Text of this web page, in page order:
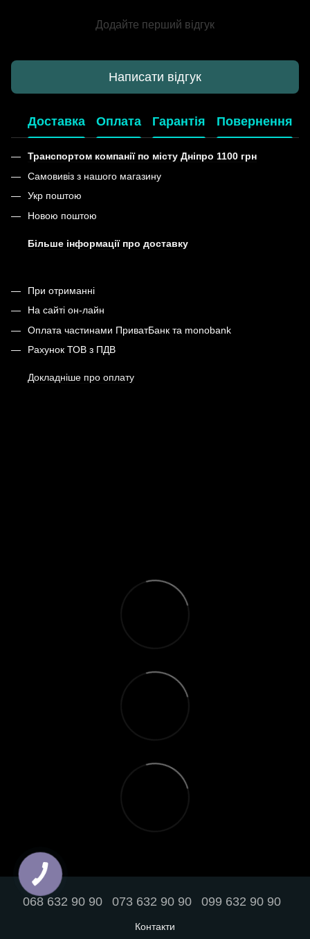
Додайте перший відгук
Написати відгук
Доставка Оплата Гарантія Повернення
Транспортом компанії по місту Дніпро 1100 грн
Самовивіз з нашого магазину
Укр поштою
Новою поштою
Більше інформації про доставку
При отриманні
На сайті он-лайн
Оплата частинами ПриватБанк та monobank
Рахунок ТОВ з ПДВ
Докладніше про оплату
068 632 90 90 073 632 90 90 099 632 90 90
Контакти